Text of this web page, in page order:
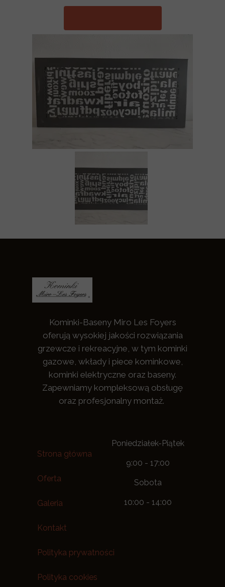
Kominki-Baseny Miro Les Foyers
oferują wysokiej jakości rozwiązania
grzewcze i rekreacyjne, w tym kominki
gazowe, wkłady i piece kominkowe,
kominki elektryczne oraz baseny.
Zapewniamy kompleksową obsługę
oraz profesjonalny montaż.
Strona główna
Oferta
Galeria
Kontakt
Polityka prywatności
Polityka cookies
Poniedziałek-Piątek
9:00 - 17:00
Sobota
10:00 - 14:00